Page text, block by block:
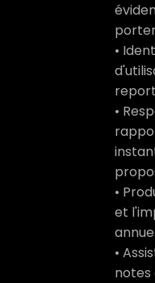
•
•
•
et
•
notes